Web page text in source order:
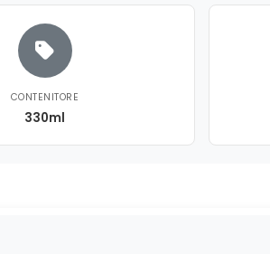
CONTENITORE
330ml